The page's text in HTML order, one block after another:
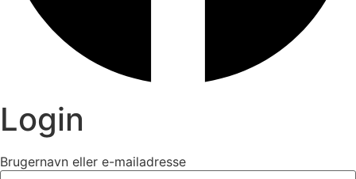
Login
Brugernavn eller e-mailadresse